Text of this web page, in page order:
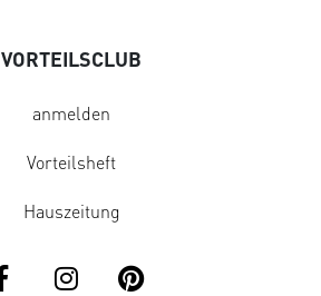
VORTEILSCLUB
anmelden
Vorteilsheft
Hauszeitung